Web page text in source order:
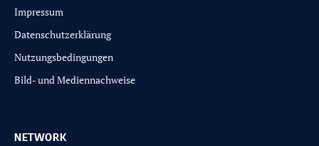
Impressum
Datenschutzerklärung
Nutzungsbedingungen
Bild- und Mediennachweise
NETWORK